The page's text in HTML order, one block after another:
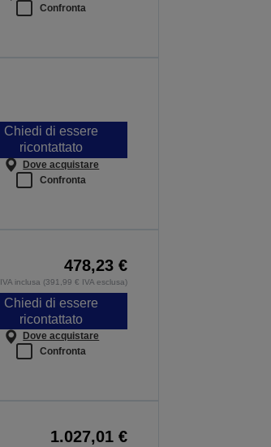
Confronta
Chiedi di essere
ricontattato
Dove acquistare
Confronta
478,23 €
IVA inclusa (391,99 € IVA esclusa)
Chiedi di essere
ricontattato
Dove acquistare
Confronta
1.027,01 €